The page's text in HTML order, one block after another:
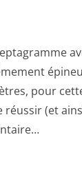
pour
(et